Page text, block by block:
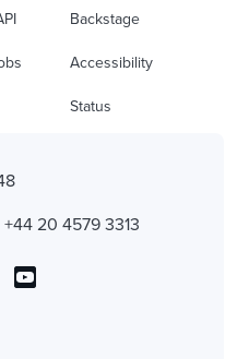
Backstage
Accessibility
Status
+44 20 4579 3313